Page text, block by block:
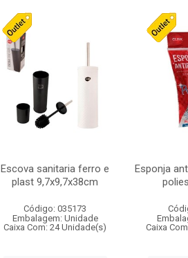
Escova sanitaria ferro e
plast 9,7x9,7x38cm
Código: 035173
Embalagem: Unidade
Caixa Com: 24 Unidade(s)
Esponja
Caixa